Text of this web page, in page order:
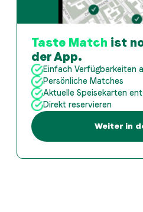
Taste Match ist
der App.
Einfach Verfügbarkeiten
Persönliche Matches
Aktuelle Speisekarten
Direkt reservieren
Weiter in